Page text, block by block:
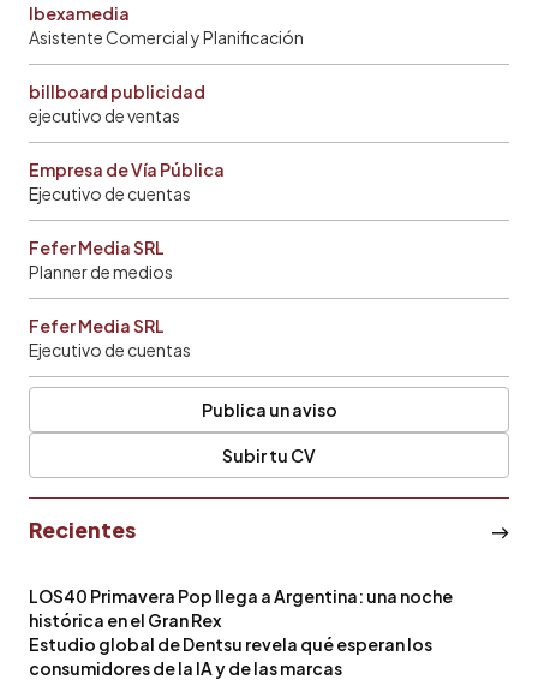
Ibexamedia
Asistente Comercial y Planificación
billboard publicidad
ejecutivo de ventas
Empresa de Vía Pública
Ejecutivo de cuentas
Fefer Media SRL
Planner de medios
Fefer Media SRL
Ejecutivo de cuentas
Publica un aviso
Subir tu CV
Recientes
LOS40 Primavera Pop llega a Argentina: una noche
histórica en el Gran Rex
Estudio global de Dentsu revela qué esperan los
consumidores de la IA y de las marcas